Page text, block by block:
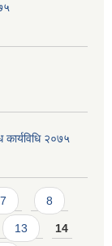
कार्यविधि २०७५
7 8
13 14